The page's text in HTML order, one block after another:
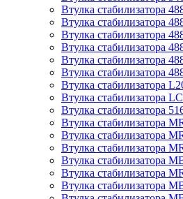
Втулка стабилизатора
Втулка стабилизатора
Втулка стабилизатора
Втулка стабилизатора
Втулка стабилизатора
Втулка стабилизатора
Втулка стабилизатора
Втулка стабилизатора
Втулка стабилизатора
Втулка стабилизатора
Втулка стабилизатора
Втулка стабилизатора
Втулка стабилизатора
Втулка стабилизатора
Втулка стабилизатора